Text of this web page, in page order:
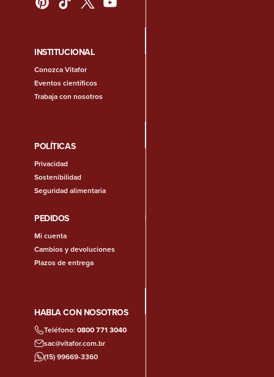
INSTITUCIONAL
Conozca Vitafor
Eventos científicos
Trabaja con nosotros
POLÍTICAS
Privacidad
Sostenibilidad
Seguridad alimentaria
PEDIDOS
Mi cuenta
Cambios y devoluciones
Plazos de entrega
HABLA CON NOSOTROS
Teléfono:0800 771 3040
sac@vitafor.com.br
(15) 99669-3360